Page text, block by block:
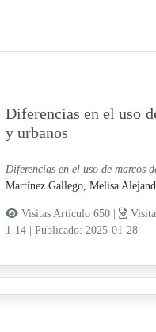
Diferencias en el uso
y urbanos
Diferencias en el uso de marcos
Martínez Gallego, Melisa
Visitas Artículo 650 |
1-14
Publicado: 2025-01-28